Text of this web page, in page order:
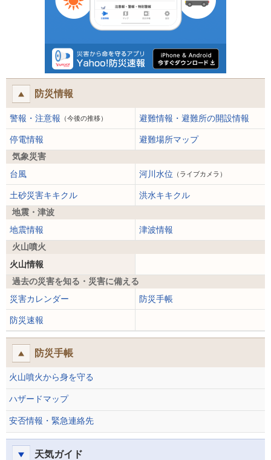
防災情報
警報・注意報 （今後の推移） 避難情報・避難所の開設情報
停電情報
避難場所マップ
気象災害
台風
河川水位 （ライブカメラ）
土砂災害キキクル
洪水キキクル
地震・津波
地震情報
津波情報
火山噴火
火山情報
過去の災害を知る・災害に備える
災害カレンダー
防災手帳
防災速報
防災手帳
火山噴火から身を守る
ハザードマップ
安否情報・緊急連絡先
天気ガイド